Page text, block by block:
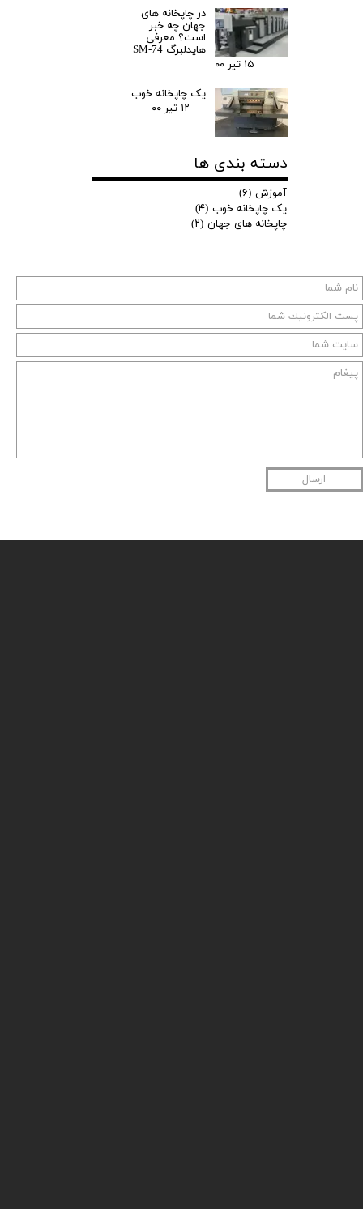
ارسال
در چاپخانه های
جهان چه خبر
است؟ معرفی
هایدلبرگ SM-74
۱۵ تیر ۰۰
یک چاپخانه خوب
۱۲ تیر ۰۰
دسته بندی ها
آموزش (۶)
یک چاپخانه خوب (۴)
چاپخانه های جهان (۲)